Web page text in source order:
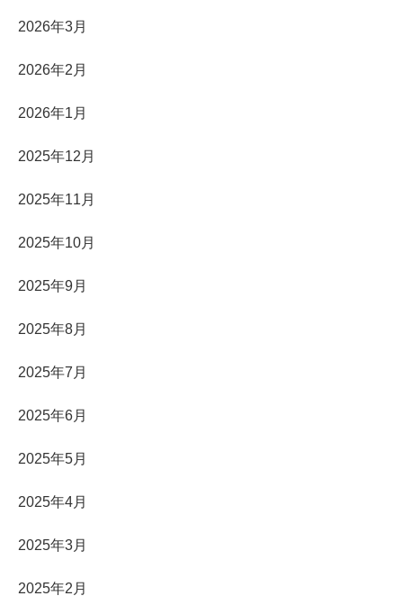
2026年3月
2026年2月
2026年1月
2025年12月
2025年11月
2025年10月
2025年9月
2025年8月
2025年7月
2025年6月
2025年5月
2025年4月
2025年3月
2025年2月